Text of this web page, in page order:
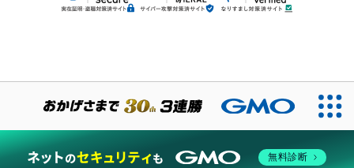
無料診断